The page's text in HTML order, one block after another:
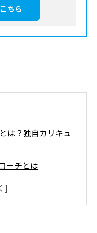
ちら
は？独自カリキュ
ーチとは
と効果